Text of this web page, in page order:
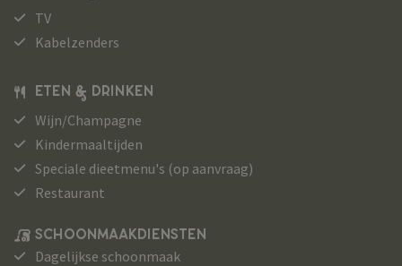
TV
Kabelzenders
ETEN & DRINKEN
Wijn/Champagne
Kindermaaltijden
Speciale dieetmenu's (op aanvraag)
Restaurant
SCHOONMAAKDIENSTEN
Dagelijkse schoonmaak